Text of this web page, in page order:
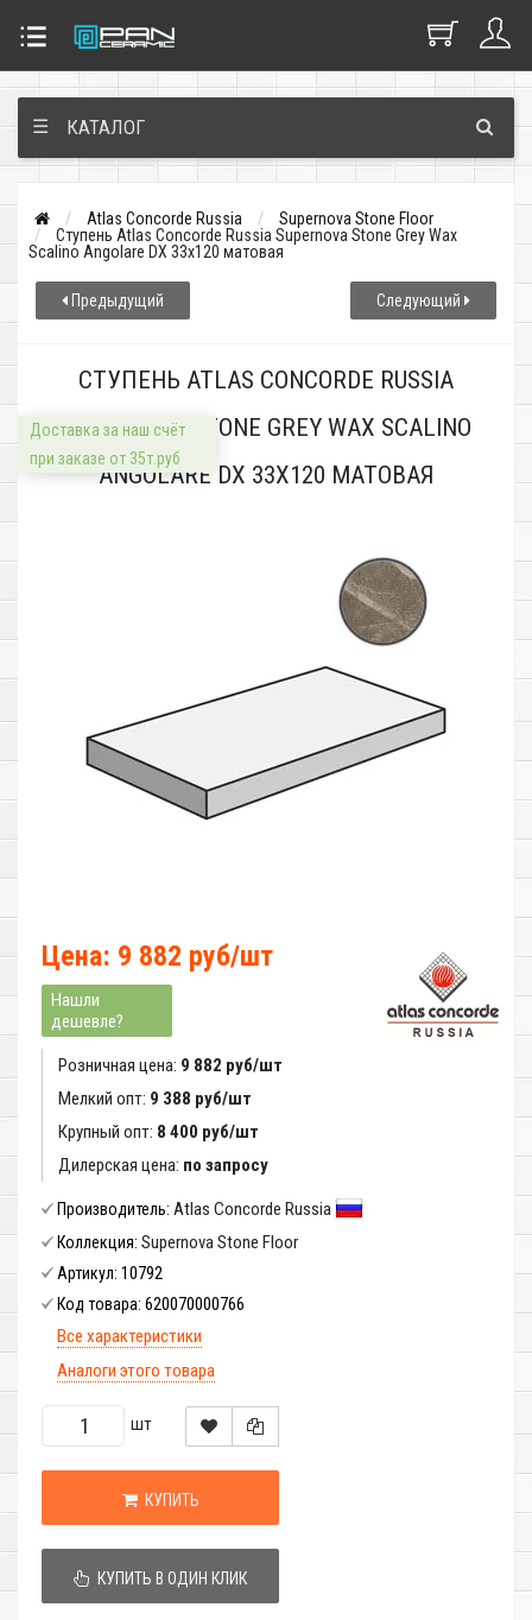
☰ КАТАЛОГ
Atlas Concorde Russia
Supernova Stone Floor
Ступень Atlas Concorde Russia Supernova Stone Grey Wax
Scalino Angolare DX 33x120 матовая
Предыдущий Следующий
СТУПЕНЬ ATLAS CONCORDE RUSSIA
SUPERNOVA STONE GREY WAX SCALINO
ANGOLARE DX 33X120 МАТОВАЯ
Доставка за наш счёт
при заказе от 35т.руб
Цена: 9 882 руб/шт
Нашли
дешевле?
Розничная цена: 9 882 руб/шт
Мелкий опт: 9 388 руб/шт
Крупный опт: 8 400 руб/шт
Дилерская цена: по запросу
Производитель: Atlas Concorde Russia
Коллекция: Supernova Stone Floor
Артикул: 10792
Код товара: 620070000766
Все характеристики
Аналоги этого товара
шт
КУПИТЬ
КУПИТЬ В ОДИН КЛИК